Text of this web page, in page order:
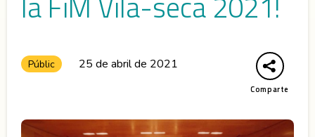
Comparte
Públic 25 de abril de 2021